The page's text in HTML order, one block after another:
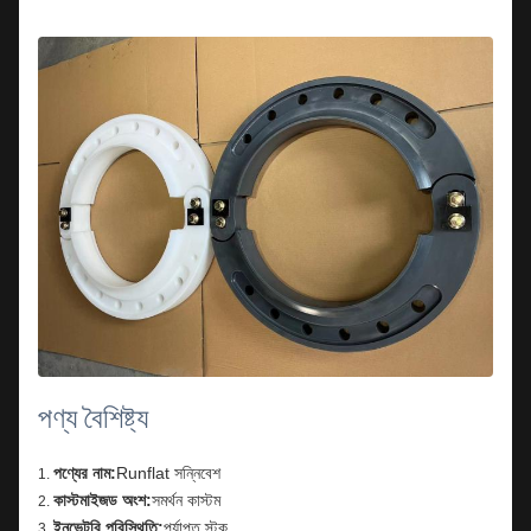
পণ্য বৈশিষ্ট্য
পণ্যের নাম:Runflat সন্নিবেশ
কাস্টমাইজড অংশ:সমর্থন কাস্টম